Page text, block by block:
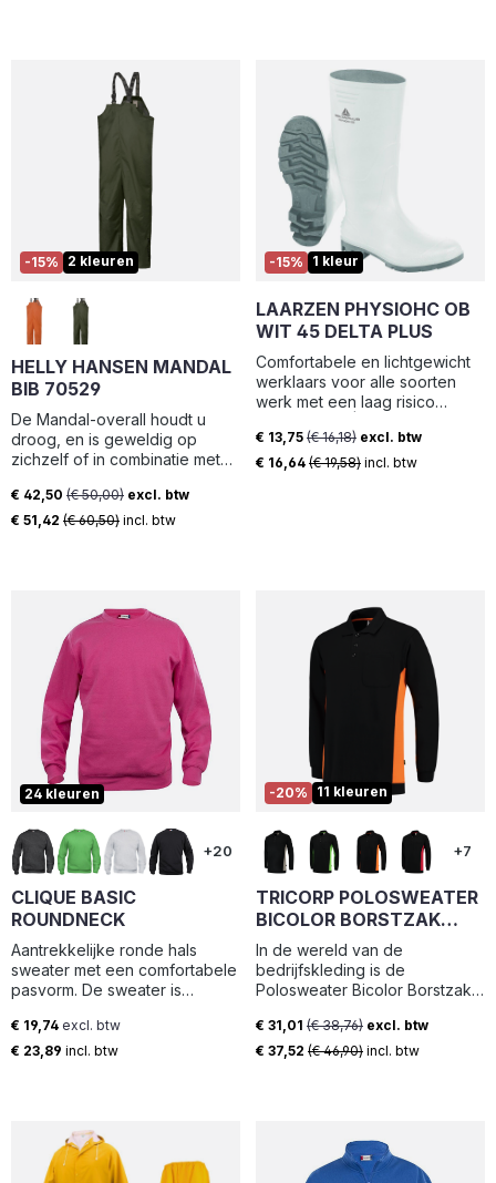
Deze duurzame en kleur- en
vormvaste polotrui is aan de
binnenzijde opgeruwd voor
extra draagcomfort. Het model
beschikt verder over een
zijsplitjes. De Polosweater is
verkrijgbaar in een brede
-15% 2 kleuren
HELLY HANSEN MANDAL
BIB 70529
De Mandal-overall houdt u
droog, en is geweldig op
zichzelf of in combinatie met
Verkoopprijs:
€ 42,50 (€ 50,00) excl. btw
€ 51,42 (€ 60,50) incl. btw
-15% 1 kleur
LAARZEN PHYSIOHC OB
WIT 45 DELTA PLUS
Comfortabele en lichtgewicht
werklaars voor alle soorten
werk met een laag risico
Polyester | Zool : PVC |
Inzetstuk tegen perforatie :
Verkoopprijs:
€ 13,75 (€ 16,18) excl. btw
€ 16,64 (€ 19,58) incl. btw
24 kleuren
+20
CLIQUE BASIC
ROUNDNECK
Aantrekkelijke ronde hals
sweater met een comfortabele
pasvorm. De sweater is
necktape en 1x1 stretch rib in
de boord, bij de kraag en
zachte en gestabiliseerde
kwaliteit die mooi blijft, ook bij
intensief wassen. De
Normale prijs:
€ 19,74 excl. btw
€ 23,89 incl. btw
-20% 11 kleuren
+7
TRICORP POLOSWEATER
BICOLOR BORSTZAK
302001
In de wereld van de
bedrijfskleding is de
Polosweater Bicolor Borstzak
Tricorp trui met borstzak staat
ook wel bekend als de Tricorp
Bicolor Borstzak bestaat uit
twee kleuren en is verkrijgbaar
Verkoopprijs:
€ 31,01 (€ 38,76) excl. btw
€ 37,52 (€ 46,90) incl. btw